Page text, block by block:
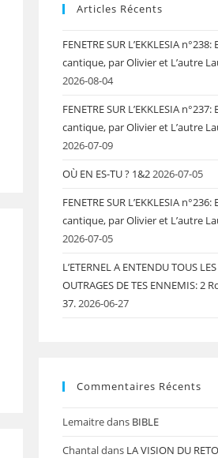
Articles Récents
FENETRE SUR L’EKKLESIA
cantique, par Olivier et L’autre
2026-08-04
FENETRE SUR L’EKKLESIA
cantique, par Olivier et L’autre
2026-07-09
OÙ EN ES-TU ? 1&22026-07-05
FENETRE SUR L’EKKLESIA
cantique, par Olivier et L’autre
2026-07-05
L’ETERNEL A ENTENDU TOUS LES
OUTRAGES DE TES ENNEMIS: 2
37.2026-06-27
Commentaires Récents
Lemaitredans BIBLE
Chantaldans LA VISION DU